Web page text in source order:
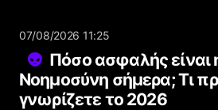
07/08/2026 11:25
Πόσο ασφαλής είναι
Νοημοσύνη σήμερα; Τι
γνωρίζετε το 2026